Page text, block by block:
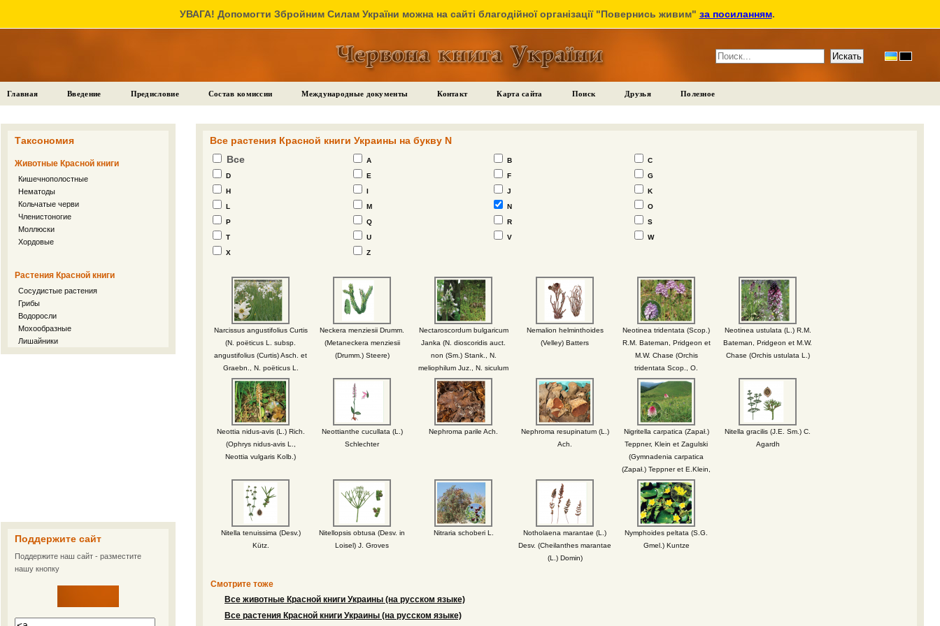
УВАГА! Допомогти Збройним Силам України можна на сайті благодійної організації "Повернись живим" за посиланням.
Главная Введение Предисловие Состав комиссии Международные документы Контакт Карта сайта Поиск Друзья Полезное
Таксономия
Животные Красной книги
Кишечнополостные
Нематоды
Кольчатые черви
Членистоногие
Моллюски
Хордовые
Растения Красной книги
Сосудистые растения
Грибы
Водоросли
Мохообразные
Лишайники
Поддержите сайт
Поддержите наш сайт - разместите
нашу кнопку
Все растения Красной книги Украины на букву N
Все
A B
C
D
E F
G
H
I J
K
L
M N
O
P
Q R
S
T
U V
W
X
Z
Narcissus angustifolius Curtis
(N. poëticus L. subsp.
angustifolius (Curtis) Asch. et
Graebn., N. poëticus L.
subsp. radiiflorus (Salisb.)
Baker, N. poëticus L. subsp.
stellaris Haw.)
Neckera menziesii Drumm.
(Metaneckera menziesii
(Drumm.) Steere)
Nectaroscordum bulgaricum
Janka (N. dioscoridis auct.
non (Sm.) Stank., N.
meliophilum Juz., N. siculum
(Ucria) Lindl. subsp.
bulgaricum (Janka) Stearn;
Allium bulgaricum (Janka)
Prodán)
Nemalion helminthoides
(Velley) Batters
Neotinea tridentata (Scop.)
R.M. Bateman, Pridgeon et
M.W. Chase (Orchis
tridentata Scop., O.
variegata All.)
Neotinea ustulata (L.) R.M.
Bateman, Pridgeon et M.W.
Chase (Orchis ustulata L.)
Neottia nidus-avis (L.) Rich.
(Ophrys nidus-avis L.,
Neottia vulgaris Kolb.)
Neottianthe cucullata (L.)
Schlechter
Nephroma parile Ach.
Nephroma resupinatum (L.)
Ach.
Nigritella carpatica (Zapał.)
Teppner, Klein et Zagulski
(Gymnadenia carpatica
(Zapał.) Teppner et E.Klein,
Nigritella angustifolia Rich.
var. carpatica Zapał., N. nigra
auct. non (L.) Rchb.f.)
Nitella gracilis (J.E. Sm.) C.
Agardh
Nitella tenuissima (Desv.)
Kütz.
Nitellopsis obtusa (Desv. in
Loisel) J. Groves
Nitraria schoberi L.
Notholaena marantae (L.)
Desv. (Cheilanthes marantae
(L.) Domin)
Nymphoides peltata (S.G.
Gmel.) Kuntze
Смотрите тоже
Все животные Красной книги Украины (на русском языке)
Все растения Красной книги Украины (на русском языке)